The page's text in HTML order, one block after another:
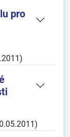
pro